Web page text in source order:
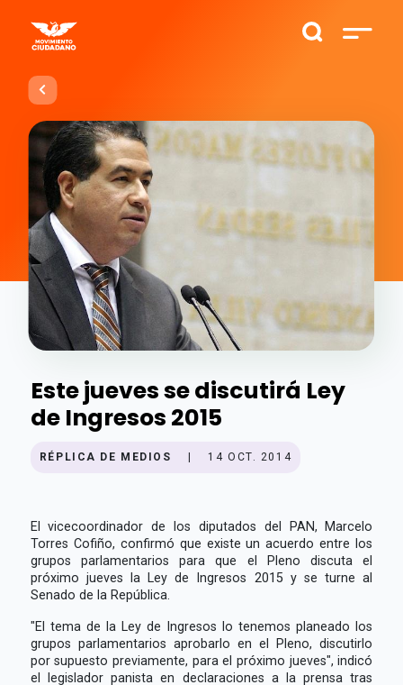
Este jueves se discutirá Ley
de Ingresos 2015
RÉPLICA DE MEDIOS 14 OCT. 2014
El vicecoordinador de los diputados del PAN, Marcelo
Torres Cofiño, confirmó que existe un acuerdo entre los
grupos parlamentarios para que el Pleno discuta el
próximo jueves la Ley de Ingresos 2015 y se turne al
Senado de la República.
"El tema de la Ley de Ingresos lo tenemos planeado los
grupos parlamentarios aprobarlo en el Pleno, discutirlo
por supuesto previamente, para el próximo jueves", indicó
el legislador panista en declaraciones a la prensa tras